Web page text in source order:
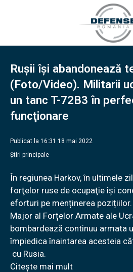
Ruşii îşi abandonează
(Foto/Video). Militarii
un tanc T-72B3 în
funcţionare
Publicat la 16:31 18 mai 2022
Știri principale
În regiunea Harkov, în ultimele
forţelor ruse de ocupaţie își
eforturi pe menținerea
Major al Forțelor Armate ale
bombardează continuu armata
împiedica înaintarea acesteia
cu Rusia.
Citește mai mult